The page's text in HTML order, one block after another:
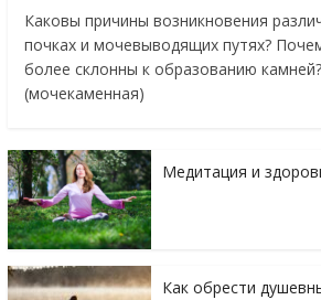
Каковы причины возникновения
почках и мочевыводящих путях?
более склонны к образованию
(мочекаменная)
Медитация и
Как обрести